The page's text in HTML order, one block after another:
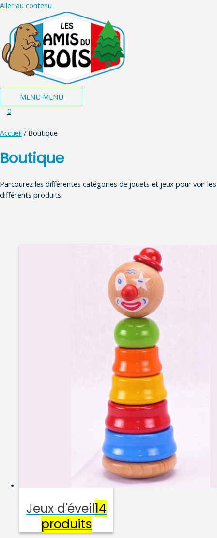
Aller au contenu
MENU MENU
0
Accueil / Boutique
Boutique
Parcourez les différentes catégories de jouets et jeux pour voir les
différents produits.
Jeux d'éveil14
produits